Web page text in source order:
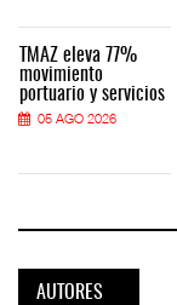
TMAZ eleva 77%
movimiento
portuario y servicios
05 AGO 2026
AUTORES